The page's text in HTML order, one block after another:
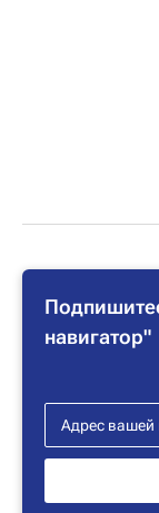
навигатор"